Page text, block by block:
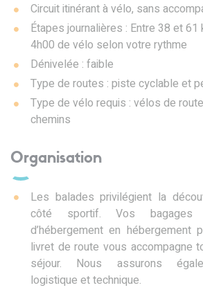
Circuit itinérant à vélo, sans
Étapes journalières : Entre 38 et 61
4h00 de vélo selon votre rythme
Dénivelée : faible
Type de routes : piste cyclable et
Type de vélo requis : vélos de
chemins
Organisation
Les balades privilégient la
côté sportif. Vos bagages
d’hébergement en
livret de route vous accompagne
séjour. Nous assurons
logistique et technique.